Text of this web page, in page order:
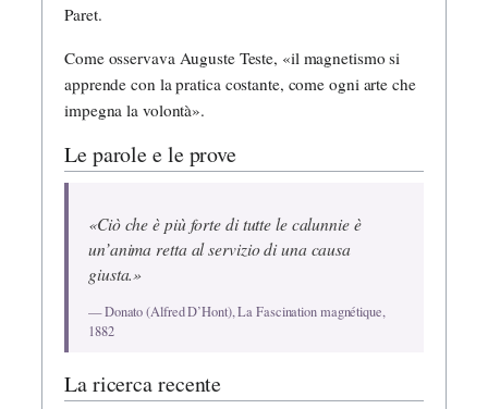
Paret.
Come osservava Auguste Teste, «il magnetismo si
apprende con la pratica costante, come ogni arte che
impegna la volontà».
Le parole e le prove
«Ciò che è più forte di tutte le calunnie è
un’anima retta al servizio di una causa
giusta.»
— Donato (Alfred D’Hont), La Fascination magnétique,
1882
La ricerca recente